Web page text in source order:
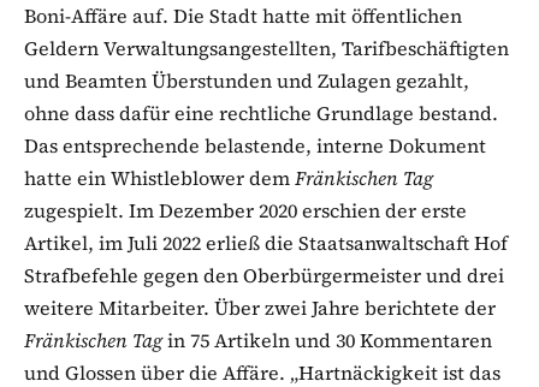
Boni-Affäre auf. Die Stadt hatte mit öffentlichen
Geldern Verwaltungsangestellten, Tarifbeschäftigten
und Beamten Überstunden und Zulagen gezahlt,
ohne dass dafür eine rechtliche Grundlage bestand.
Das entsprechende belastende, interne Dokument
hatte ein Whistleblower demFränkischen Tag
zugespielt. Im Dezember 2020 erschien der erste
Artikel, im Juli 2022 erließ die Staatsanwaltschaft Hof
Strafbefehle gegen den Oberbürgermeister und drei
weitere Mitarbeiter. Über zwei Jahre berichtete der
Fränkischen Tagin 75 Artikeln und 30 Kommentaren
und Glossen über die Affäre. „Hartnäckigkeit ist das